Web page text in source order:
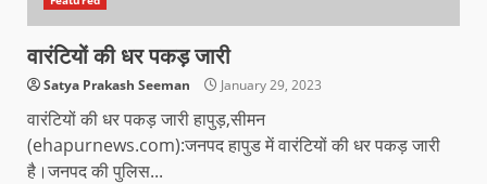
वारंटियों की धर पकड़ जारी
Satya Prakash Seeman January 29, 2023
वारंटियों की धर पकड़ जारी हापुड़,सीमन
(ehapurnews.com):जनपद हापुड में वारंटियों की धर पकड़ जारी
है।जनपद की पुलिस...